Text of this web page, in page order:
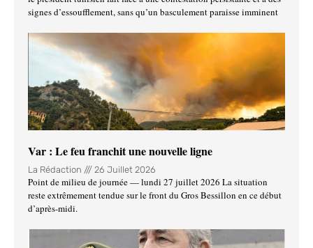
signes d’essoufflement, sans qu’un basculement paraisse imminent
Var : Le feu franchit une nouvelle ligne
La Rédaction 26 Juillet 2026
Point de milieu de journée — lundi 27 juillet 2026 La situation
reste extrêmement tendue sur le front du Gros Bessillon en ce début
d’après-midi.